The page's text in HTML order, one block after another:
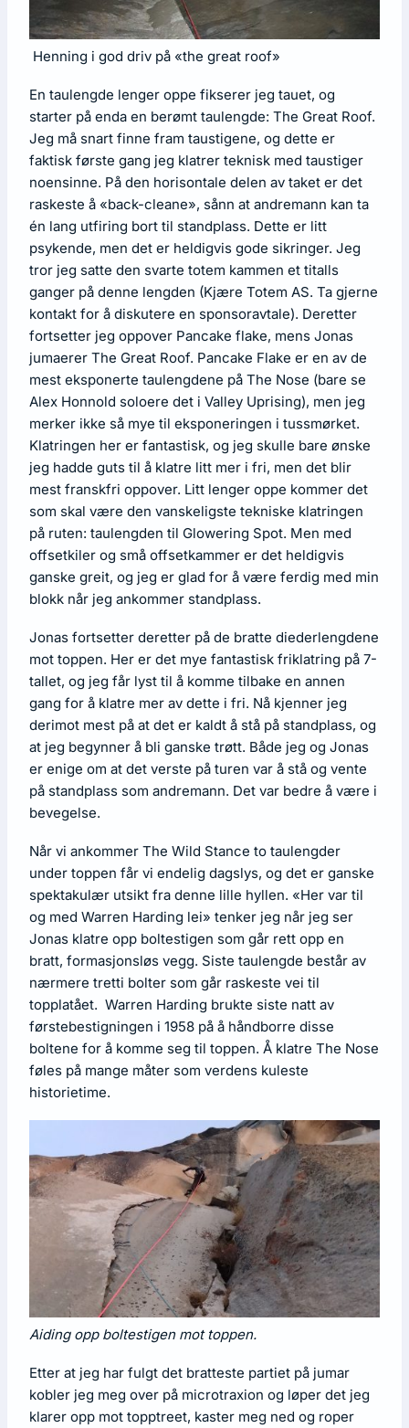
Henning i god driv på «the great roof»
En taulengde lenger oppe fikserer jeg tauet, og
starter på enda en berømt taulengde: The Great Roof.
Jeg må snart finne fram taustigene, og dette er
faktisk første gang jeg klatrer teknisk med taustiger
noensinne. På den horisontale delen av taket er det
raskeste å «back-cleane», sånn at andremann kan ta
én lang utfiring bort til standplass. Dette er litt
psykende, men det er heldigvis gode sikringer. Jeg
tror jeg satte den svarte totem kammen et titalls
ganger på denne lengden (Kjære Totem AS. Ta gjerne
kontakt for å diskutere en sponsoravtale). Deretter
fortsetter jeg oppover Pancake flake, mens Jonas
jumaerer The Great Roof. Pancake Flake er en av de
mest eksponerte taulengdene på The Nose (bare se
Alex Honnold soloere det i Valley Uprising), men jeg
merker ikke så mye til eksponeringen i tussmørket.
Klatringen her er fantastisk, og jeg skulle bare ønske
jeg hadde guts til å klatre litt mer i fri, men det blir
mest franskfri oppover. Litt lenger oppe kommer det
som skal være den vanskeligste tekniske klatringen
på ruten: taulengden til Glowering Spot. Men med
offsetkiler og små offsetkammer er det heldigvis
ganske greit, og jeg er glad for å være ferdig med min
blokk når jeg ankommer standplass.
Jonas fortsetter deretter på de bratte diederlengdene
mot toppen. Her er det mye fantastisk friklatring på 7-
tallet, og jeg får lyst til å komme tilbake en annen
gang for å klatre mer av dette i fri. Nå kjenner jeg
derimot mest på at det er kaldt å stå på standplass, og
at jeg begynner å bli ganske trøtt. Både jeg og Jonas
er enige om at det verste på turen var å stå og vente
på standplass som andremann. Det var bedre å være i
bevegelse.
Når vi ankommer The Wild Stance to taulengder
under toppen får vi endelig dagslys, og det er ganske
spektakulær utsikt fra denne lille hyllen. «Her var til
og med Warren Harding lei» tenker jeg når jeg ser
Jonas klatre opp boltestigen som går rett opp en
bratt, formasjonsløs vegg. Siste taulengde består av
nærmere tretti bolter som går raskeste vei til
topplatået. Warren Harding brukte siste natt av
førstebestigningen i 1958 på å håndborre disse
boltene for å komme seg til toppen. Å klatre The Nose
føles på mange måter som verdens kuleste
historietime.
Aiding opp boltestigen mot toppen.
Etter at jeg har fulgt det bratteste partiet på jumar
kobler jeg meg over på microtraxion og løper det jeg
klarer opp mot topptreet, kaster meg ned og roper